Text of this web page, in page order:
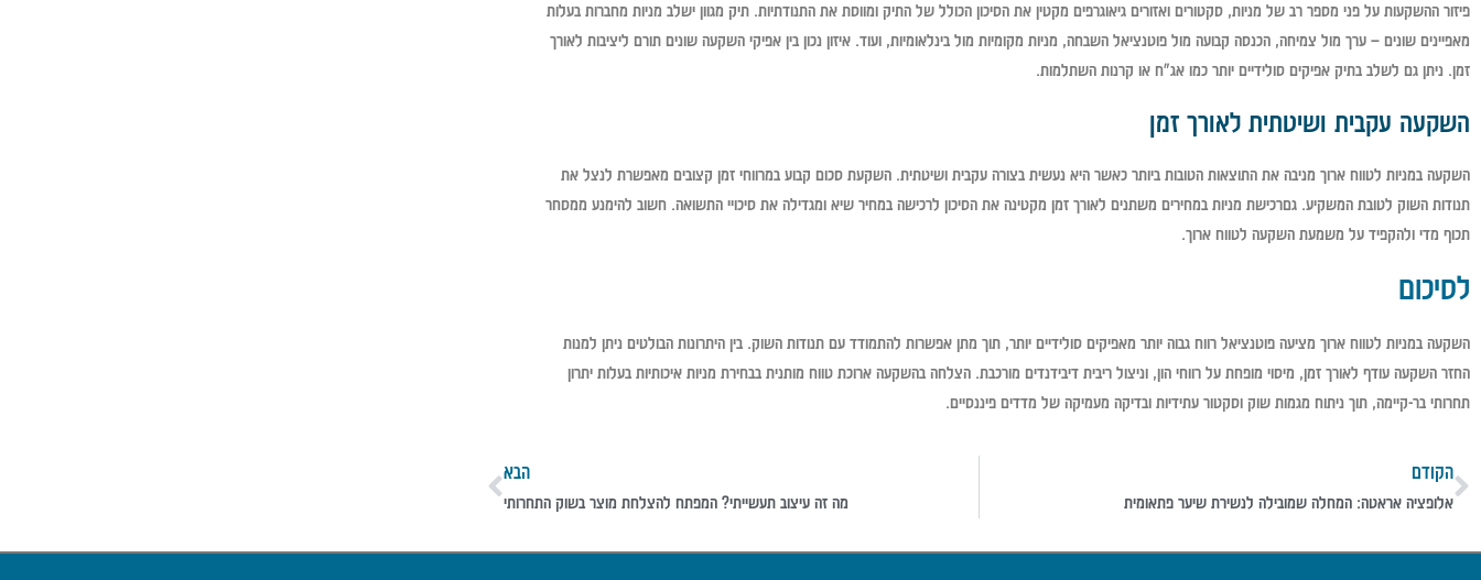
פיזור ההשקעות על פני מספר רב של מניות, סקטורים ואזורים גיאוגרפים מקטין את הסיכון הכולל של התיק ומווסת את התנודתיות. תיק מגוון ישלב מניות מחברות בעלות
מאפיינים שונים – ערך מול צמיחה, הכנסה קבועה מול פוטנציאל השבחה, מניות מקומיות מול בינלאומיות, ועוד. איזון נכון בין אפיקי השקעה שונים תורם ליציבות לאורך
זמן. ניתן גם לשלב בתיק אפיקים סולידיים יותר כמו אג"ח או קרנות השתלמות.
השקעה עקבית ושיטתית לאורך זמן
השקעה במניות לטווח ארוך מניבה את התוצאות הטובות ביותר כאשר היא נעשית בצורה עקבית ושיטתית. השקעת סכום קבוע במרווחי זמן קצובים מאפשרת לנצל את
תנודות השוק לטובת המשקיע. גםרכישת מניות במחירים משתנים לאורך זמן מקטינה את הסיכון לרכישה במחיר שיא ומגדילה את סיכויי התשואה. חשוב להימנע ממסחר
תכוף מדי ולהקפיד על משמעת השקעה לטווח ארוך.
לסיכום
השקעה במניות לטווח ארוך מציעה פוטנציאל רווח גבוה יותר מאפיקים סולידיים יותר, תוך מתן אפשרות להתמודד עם תנודות השוק. בין היתרונות הבולטים ניתן למנות
החזר השקעה עודף לאורך זמן, מיסוי מופחת על רווחי הון, וניצול ריבית דיבידנדים מורכבת. הצלחה בהשקעה ארוכת טווח מותנית בבחירת מניות איכותיות בעלות יתרון
תחרותי בר-קיימה, תוך ניתוח מגמות שוק וסקטור עתידיות ובדיקה מעמיקה של מדדים פיננסיים.
הקודם
אלופציה אראטה: המחלה שמובילה לנשירת שיער פתאומית
הבא
מה זה עיצוב תעשייתי? המפתח להצלחת מוצר בשוק התחרותי